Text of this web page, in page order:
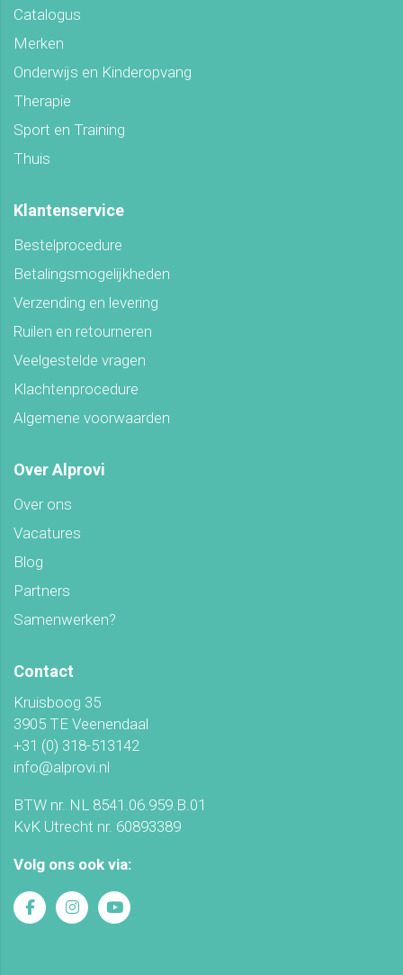
Catalogus
Merken
Onderwijs en Kinderopvang
Therapie
Sport en Training
Thuis
Klantenservice
Bestelprocedure
Betalingsmogelijkheden
Verzending en levering
Ruilen en retourneren
Veelgestelde vragen
Klachtenprocedure
Algemene voorwaarden
Over Alprovi
Over ons
Vacatures
Blog
Partners
Samenwerken?
Contact
Kruisboog 35
3905 TE Veenendaal
+31 (0) 318-513142
info@alprovi.nl
BTW nr. NL 8541.06.959.B.01
KvK Utrecht nr. 60893389
Volg ons ook via: